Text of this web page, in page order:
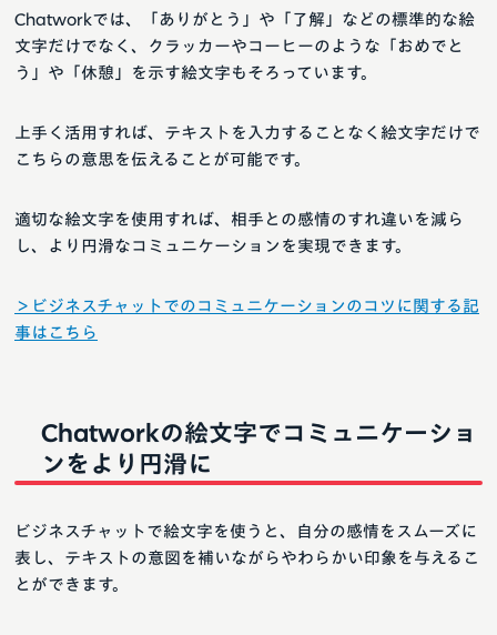
Chatworkでは、「ありがとう」や「了解」などの標準的な絵
文字だけでなく、クラッカーやコーヒーのような「おめでと
う」や「休憩」を示す絵文字もそろっています。
上手く活用すれば、テキストを入力することなく絵文字だけで
こちらの意思を伝えることが可能です。
適切な絵文字を使用すれば、相手との感情のすれ違いを減ら
し、より円滑なコミュニケーションを実現できます。
＞ビジネスチャットでのコミュニケーションのコツに関する記
事はこちら
Chatworkの絵文字でコミュニケーショ
ンをより円滑に
ビジネスチャットで絵文字を使うと、自分の感情をスムーズに
表し、テキストの意図を補いながらやわらかい印象を与えるこ
とができます。